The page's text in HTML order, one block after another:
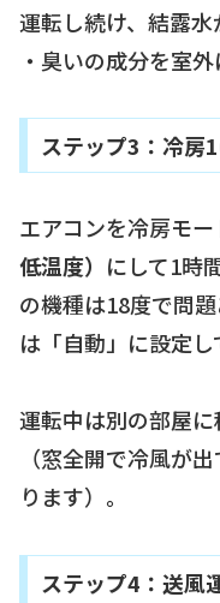
運転し続け、結露
・臭いの成分を室
ステップ3：冷房
エアコンを冷房モ
低温度） にして1時
の機種は18度で問
は「自動」に設定し
運転中は別の部屋
（窓全開で冷風が
ります）。
ステップ4：送風